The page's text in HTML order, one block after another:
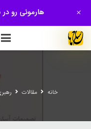
خانه مقالات
هارمونی رو در +